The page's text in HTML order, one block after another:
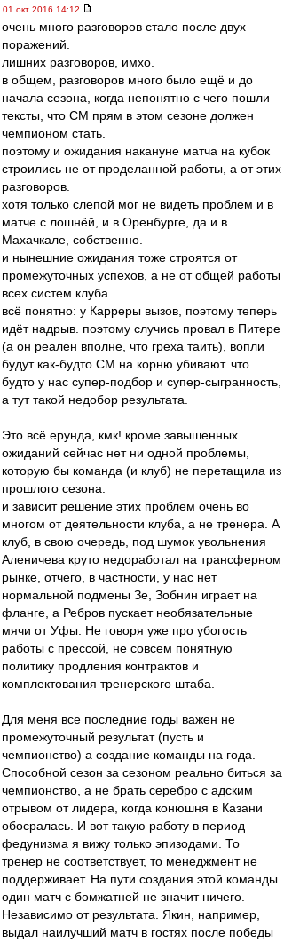
01 окт 2016 14:12
очень много разговоров стало после двух
поражений.
лишних разговоров, имхо.
в общем, разговоров много было ещё и до
начала сезона, когда непонятно с чего пошли
тексты, что СМ прям в этом сезоне должен
чемпионом стать.
поэтому и ожидания накануне матча на кубок
строились не от проделанной работы, а от этих
разговоров.
хотя только слепой мог не видеть проблем и в
матче с лошнёй, и в Оренбурге, да и в
Махачкале, собственно.
и нынешние ожидания тоже строятся от
промежуточных успехов, а не от общей работы
всех систем клуба.
всё понятно: у Карреры вызов, поэтому теперь
идёт надрыв. поэтому случись провал в Питере
(а он реален вполне, что греха таить), вопли
будут как-будто СМ на корню убивают. что
будто у нас супер-подбор и супер-сыгранность,
а тут такой недобор результата.
Это всё ерунда, кмк! кроме завышенных
ожиданий сейчас нет ни одной проблемы,
которую бы команда (и клуб) не перетащила из
прошлого сезона.
и зависит решение этих проблем очень во
многом от деятельности клуба, а не тренера. А
клуб, в свою очередь, под шумок увольнения
Аленичева круто недоработал на трансферном
рынке, отчего, в частности, у нас нет
нормальной подмены Зе, Зобнин играет на
фланге, а Ребров пускает необязательные
мячи от Уфы. Не говоря уже про убогость
работы с прессой, не совсем понятную
политику продления контрактов и
комплектования тренерского штаба.
Для меня все последние годы важен не
промежуточный результат (пусть и
чемпионство) а создание команды на года.
Способной сезон за сезоном реально биться за
чемпионство, а не брать серебро с адским
отрывом от лидера, когда конюшня в Казани
обосралась. И вот такую работу в период
федунизма я вижу только эпизодами. То
тренер не соответствует, то менеджмент не
поддерживает. На пути создания этой команды
один матч с бомжатней не значит ничего.
Независимо от результата. Якин, например,
выдал наилучший матч в гостях после победы